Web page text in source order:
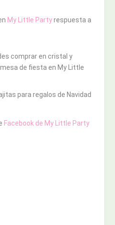
My Little Partyrespuesta a
comprar en cristal y
de fiesta en My Little
para regalos de Navidad
Facebook de My Little Party